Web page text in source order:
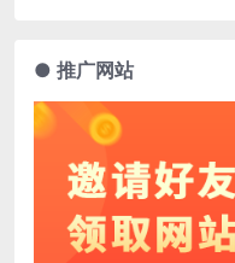
● 推广网站